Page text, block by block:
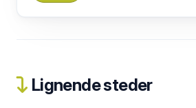
Lignende steder